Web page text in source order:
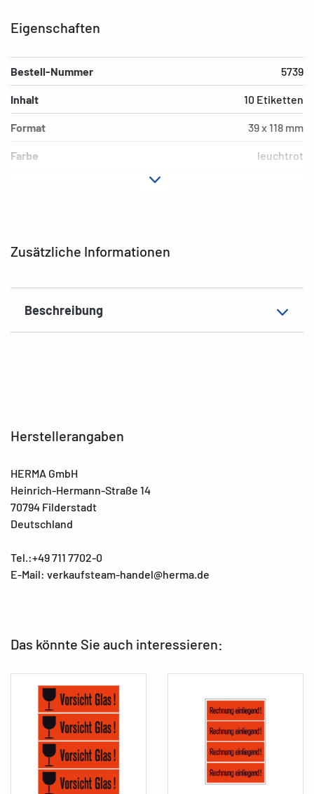
Zusätzliche Informationen
Beschreibung
Eigenschaften
Bestell-Nummer 5739
Inhalt 10 Etiketten
Format 39 x 118 mm
Farbe leuchtrot
Herstellerangaben
HERMA GmbH
Heinrich-Hermann-Straße 14
70794 Filderstadt
Deutschland
Tel.:+49 711 7702-0
E-Mail: verkaufsteam-handel@herma.de
Das könnte Sie auch interessieren: